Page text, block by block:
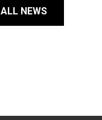
ALL NEWS